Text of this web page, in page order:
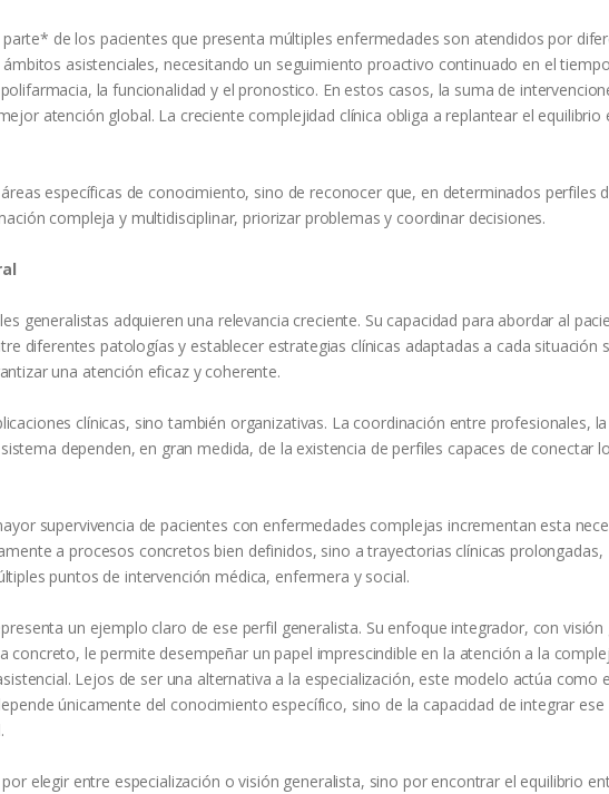
de los pacientes que presenta múltiples enfermedades son atendidos por
asistenciales, necesitando un seguimiento proactivo continuado en el
la funcionalidad y el pronostico. En estos casos, la suma de
atención global. La creciente complejidad clínica obliga a replantear el equilibrio
específicas de conocimiento, sino de reconocer que, en determinados perfiles
compleja y multidisciplinar, priorizar problemas y coordinar decisiones.
generalistas adquieren una relevancia creciente. Su capacidad para abordar al
diferentes patologías y establecer estrategias clínicas adaptadas a cada situación
una atención eficaz y coherente.
clínicas, sino también organizativas. La coordinación entre profesionales, la
dependen, en gran medida, de la existencia de perfiles capaces de conectar
supervivencia de pacientes con enfermedades complejas incrementan esta
a procesos concretos bien definidos, sino a trayectorias clínicas prolongadas,
puntos de intervención médica, enfermera y social.
un ejemplo claro de ese perfil generalista. Su enfoque integrador, con visión
concreto, le permite desempeñar un papel imprescindible en la atención a la
Lejos de ser una alternativa a la especialización, este modelo actúa como
únicamente del conocimiento específico, sino de la capacidad de integrar ese
elegir entre especialización o visión generalista, sino por encontrar el equilibrio